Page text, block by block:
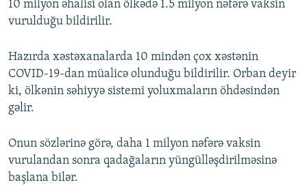
10 milyon əhalisi olan ölkədə 1.5 milyon nəfərə vaksin
vurulduğu bildirilir.
Hazırda xəstəxanalarda 10 mindən çox xəstənin
COVID-19-dan müalicə olunduğu bildirilir. Orban deyir
ki, ölkənin səhiyyə sistemi yoluxmaların öhdəsindən
gəlir.
Onun sözlərinə görə, daha 1 milyon nəfərə vaksin
vurulandan sonra qadağaların yüngülləşdirilməsinə
başlana bilər.